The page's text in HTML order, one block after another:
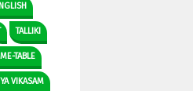
TALLIKI
TABLE
VIKASAM